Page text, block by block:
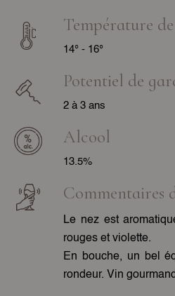
Température
14° - 16°
Potentiel de
2 à 3 ans
Alcool
13.5%
Commentaires
Le nez est
rouges et violette.
En bouche, un bel
rondeur. Vin